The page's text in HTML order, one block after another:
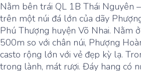
Nằm bên trái QL 1B Thái Nguyên
trên một núi đá lớn của dãy
Phú Thượng huyện Võ Nhai. Nằm
500m so với chân núi, Phượng
casto rộng lớn với vẻ đẹp kỳ lạ.
trong lành, mát rượi. Đáy hang có